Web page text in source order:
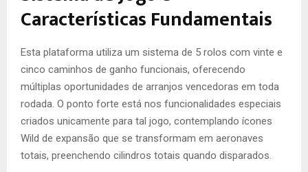
Características Fundamentais
Esta plataforma utiliza um sistema de 5 rolos com vinte e
cinco caminhos de ganho funcionais, oferecendo
múltiplas oportunidades de arranjos vencedoras em toda
rodada. O ponto forte está nos funcionalidades especiais
criados unicamente para tal jogo, contemplando ícones
Wild de expansão que se transformam em aeronaves
totais, preenchendo cilindros totais quando disparados.